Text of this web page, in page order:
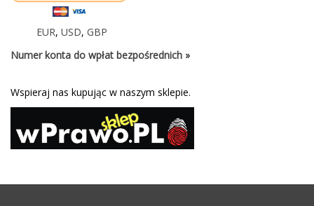
EUR, USD, GBP
Numer konta do wpłat bezpośrednich »
Wspieraj nas kupując w naszym sklepie.